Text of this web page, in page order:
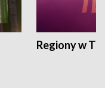
Regiony w